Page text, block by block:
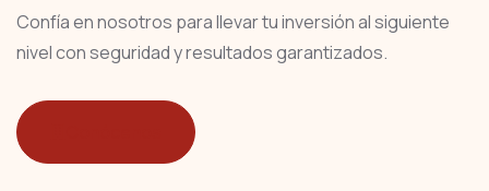
Confía en nosotros para llevar tu inversión al siguiente
nivel con seguridad y resultados garantizados.